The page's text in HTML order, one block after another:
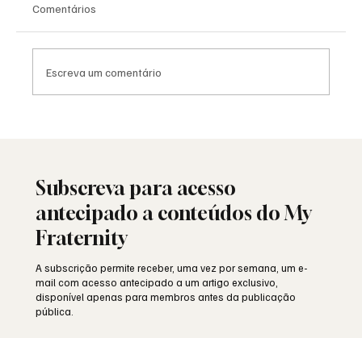
Comentários
Escreva um comentário
Subscreva para acesso
antecipado a conteúdos do My
Fraternity
A subscrição permite receber, uma vez por semana, um e-
mail com acesso antecipado a um artigo exclusivo,
disponível apenas para membros antes da publicação
pública.